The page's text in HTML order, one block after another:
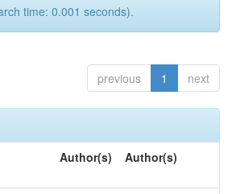
time: 0.001 seconds).
previous 1 next
Author(s) Author(s)